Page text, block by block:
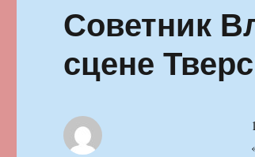
Советник
сцене